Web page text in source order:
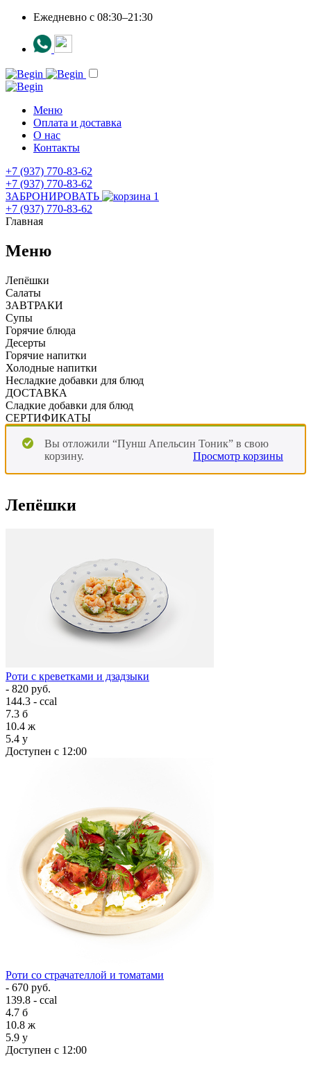
Ежедневно c 08:30–21:30
Меню
Оплата и доставка
О нас
Контакты
+7 (937) 770-83-62
+7 (937) 770-83-62
ЗАБРОНИРОВАТЬ
1
+7 (937) 770-83-62
Главная
Меню
Лепёшки
Салаты
ЗАВТРАКИ
Супы
Горячие блюда
Десерты
Горячие напитки
Холодные напитки
Несладкие добавки для блюд
ДОСТАВКА
Сладкие добавки для блюд
СЕРТИФИКАТЫ
Вы отложили “Пунш Апельсин Тоник” в свою
корзину.
Просмотр корзины
Лепёшки
Роти с креветками и дзадзыки
- 820 руб.
144.3 - ccal
7.3 б
10.4 ж
5.4 у
Доступен с 12:00
Роти со страчателлой и томатами
- 670 руб.
139.8 - ccal
4.7 б
10.8 ж
5.9 у
Доступен с 12:00